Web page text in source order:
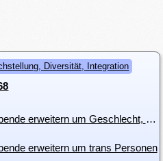
Diversität, Integration
i7126: Programmpunkt Blutspende erweitern um Geschlecht, Risikobasiert + Diskriminierungsschutz
erweitern um trans Personen